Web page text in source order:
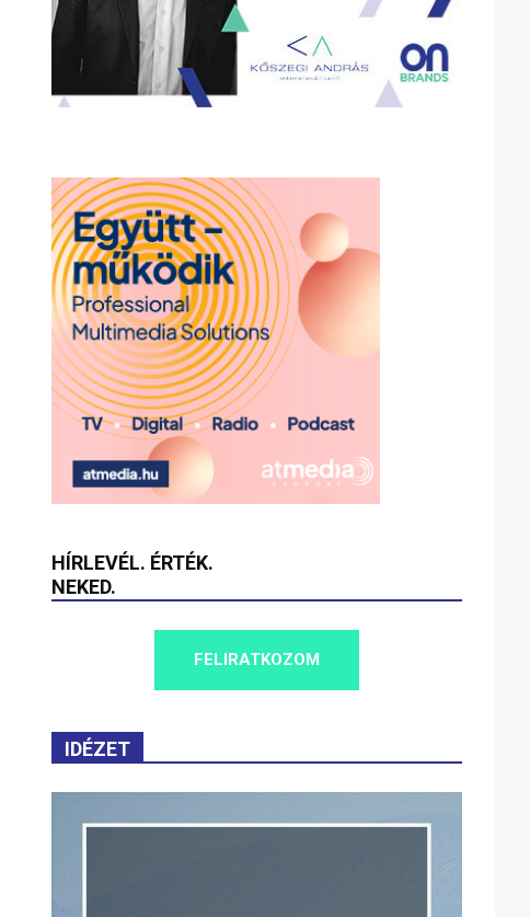
HÍRLEVÉL. ÉRTÉK.
NEKED.
FELIRATKOZOM
IDÉZET